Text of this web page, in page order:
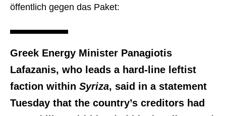
öffentlich gegen das Paket:
Greek Energy Minister Panagiotis
Lafazanis, who leads a hard-line leftist
faction within Syriza, said in a statement
Tuesday that the country’s creditors had